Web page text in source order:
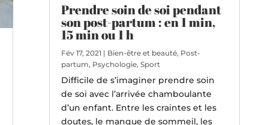
Prendre soin de soi pendant
son post-partum : en 1 min,
15 min ou 1 h
Fév 17, 2021| Bien-être et beauté, Post-
partum, Psychologie, Sport
Difficile de s’imaginer prendre soin
de soi avec l’arrivée chamboulante
d’un enfant. Entre les craintes et les
doutes, le manque de sommeil, les